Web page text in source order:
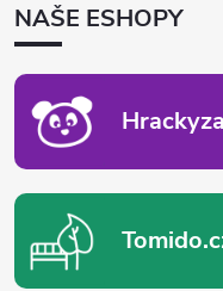
ANAŠE ESHOPY